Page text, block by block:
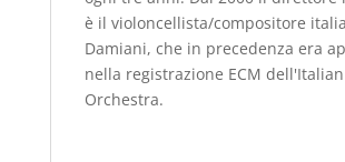
è il violoncellista/compositore
Damiani, che in precedenza era
nella registrazione ECM
Orchestra.